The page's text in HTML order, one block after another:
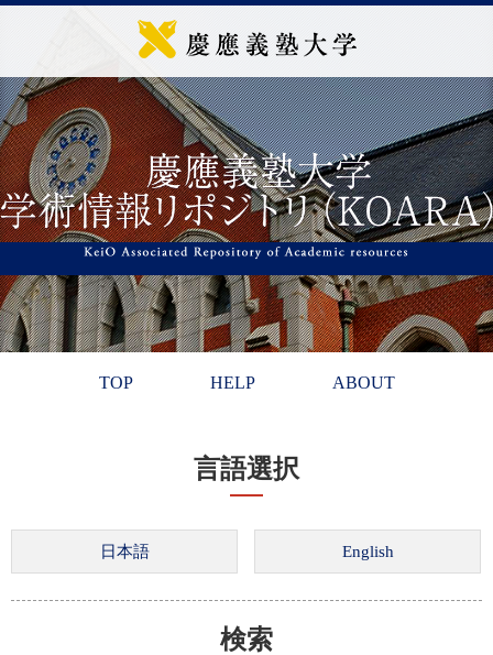
TOP HELP ABOUT
言語選択
検索